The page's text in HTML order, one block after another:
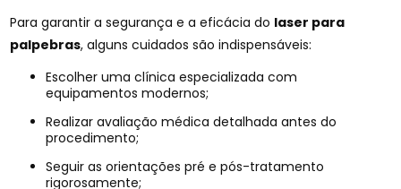
Para garantir a segurança e a eficácia do laser para
palpebras, alguns cuidados são indispensáveis:
Escolher uma clínica especializada com
equipamentos modernos;
Realizar avaliação médica detalhada antes do
procedimento;
Seguir as orientações pré e pós-tratamento
rigorosamente;